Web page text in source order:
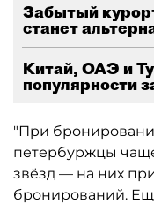
Забытый
станет
Китай, ОАЭ и
популярности
"При
петербуржцы
звёзд — на них
бронирований.